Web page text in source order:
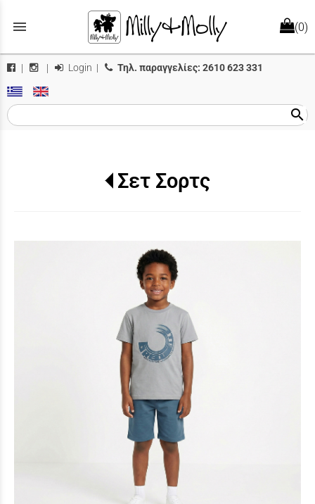
menu (0)
| | Login | Τηλ. παραγγελίες: 2610 623 331
search
Σετ Σορτς